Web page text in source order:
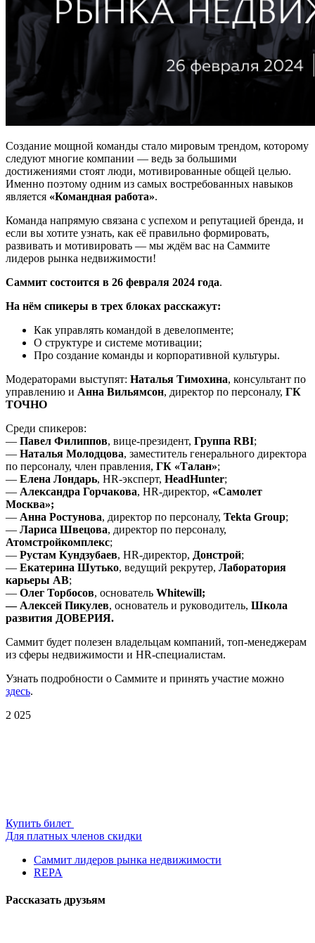
Создание мощной команды стало мировым трендом, которому
следуют многие компании — ведь за большими
достижениями стоят люди, мотивированные общей целью.
Именно поэтому одним из самых востребованных навыков
является «Командная работа».
Команда напрямую связана с успехом и репутацией бренда, и
если вы хотите узнать, как её правильно формировать,
развивать и мотивировать — мы ждём вас на Саммите
лидеров рынка недвижимости!
Саммит состоится в 26 февраля 2024 года.
На нём спикеры в трех блоках расскажут:
Как управлять командой в девелопменте;
О структуре и системе мотивации;
Про создание команды и корпоративной культуры.
Модераторами выступят: Наталья Тимохина, консультант по
управлению и Анна Вильямсон, директор по персоналу, ГК
ТОЧНО
Среди спикеров:
— Павел Филиппов, вице-президент, Группа RBI;
— Наталья Молодцова, заместитель генерального директора
по персоналу, член правления, ГК «Талан»;
— Елена Лондарь, HR-эксперт, HeadHunter;
— Александра Горчакова, HR-директор, «Самолет
Москва»;
— Анна Ростунова, директор по персоналу, Tekta Group;
— Лариса Швецова, директор по персоналу,
Атомстройкомплекс;
— Рустам Кундзубаев, HR-директор, Донстрой;
— Екатерина Шутько, ведущий рекрутер, Лаборатория
карьеры АВ;
— Олег Торбосов, основатель Whitewill;
— Алексей Пикулев, основатель и руководитель, Школа
развития ДОВЕРИЯ.
Саммит будет полезен владельцам компаний, топ-менеджерам
из сферы недвижимости и HR-специалистам.
Узнать подробности о Саммите и принять участие можно
здесь.
2 025
Купить билет
Для платных членов скидки
Саммит лидеров рынка недвижимости
REPA
Рассказать друзьям